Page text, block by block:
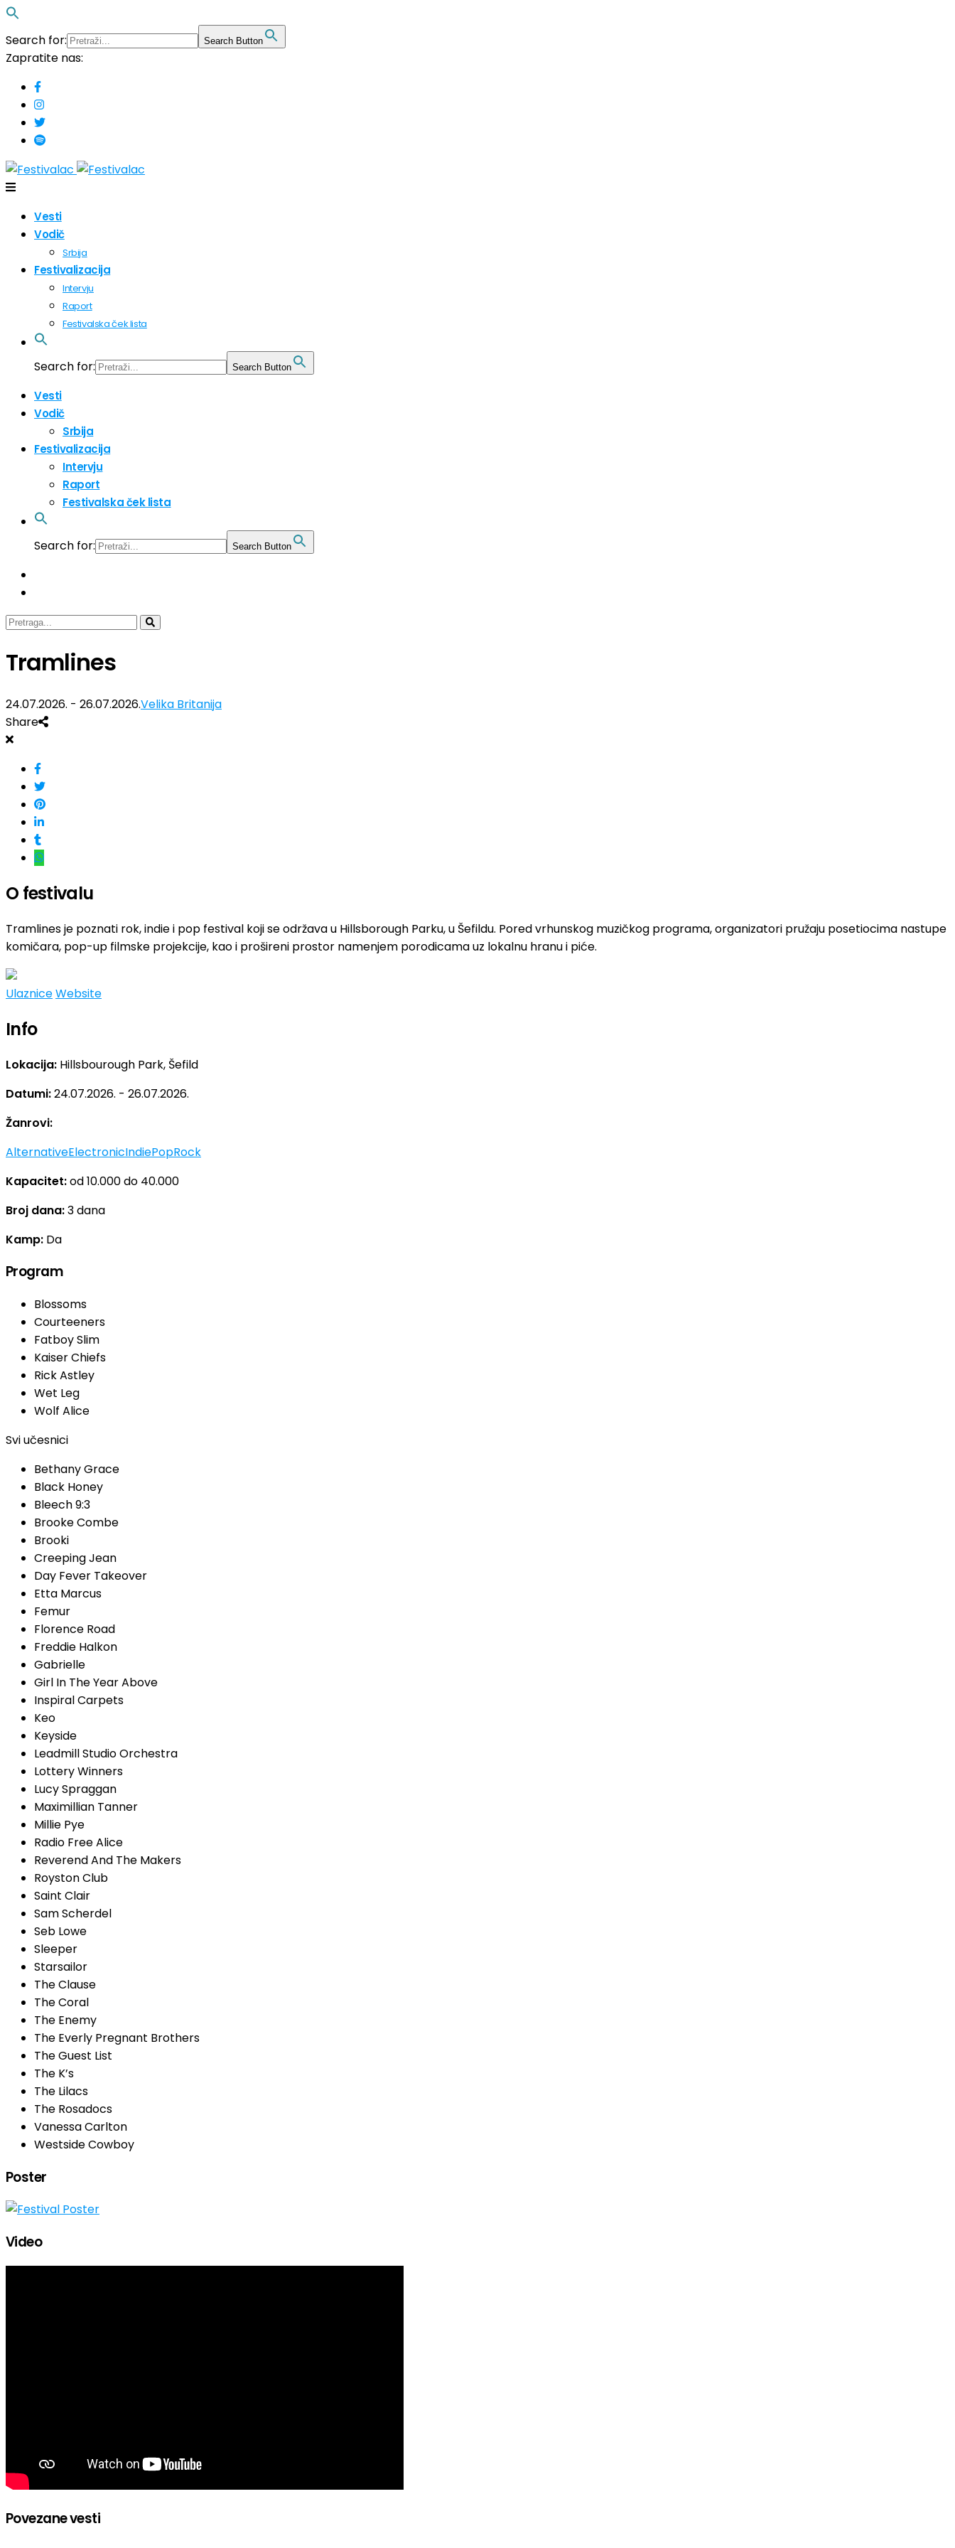
Search for: Search Button
Zapratite nas:
Vesti
Vodič
Srbija
Festivalizacija
Intervju
Raport
Festivalska ček lista
Search for: Search Button
Vesti
Vodič
Srbija
Festivalizacija
Intervju
Raport
Festivalska ček lista
Search for: Search Button
Tramlines
24.07.2026. - 26.07.2026.Velika Britanija
Share
O festivalu
Tramlines je poznati rok, indie i pop festival koji se održava u Hillsborough Parku, u Šefildu. Pored vrhunskog muzičkog programa, organizatori pružaju posetiocima nastupe
komičara, pop-up filmske projekcije, kao i prošireni prostor namenjem porodicama uz lokalnu hranu i piće.
UlazniceWebsite
Info
Lokacija: Hillsbourough Park, Šefild
Datumi:24.07.2026. - 26.07.2026.
Žanrovi:
AlternativeElectronicIndiePopRock
Kapacitet:od 10.000 do 40.000
Broj dana:3 dana
Kamp: Da
Program
Blossoms
Courteeners
Fatboy Slim
Kaiser Chiefs
Rick Astley
Wet Leg
Wolf Alice
Svi učesnici
Bethany Grace
Black Honey
Bleech 9:3
Brooke Combe
Brooki
Creeping Jean
Day Fever Takeover
Etta Marcus
Femur
Florence Road
Freddie Halkon
Gabrielle
Girl In The Year Above
Inspiral Carpets
Keo
Keyside
Leadmill Studio Orchestra
Lottery Winners
Lucy Spraggan
Maximillian Tanner
Millie Pye
Radio Free Alice
Reverend And The Makers
Royston Club
Saint Clair
Sam Scherdel
Seb Lowe
Sleeper
Starsailor
The Clause
The Coral
The Enemy
The Everly Pregnant Brothers
The Guest List
The K’s
The Lilacs
The Rosadocs
Vanessa Carlton
Westside Cowboy
Poster
Video
Povezane vesti